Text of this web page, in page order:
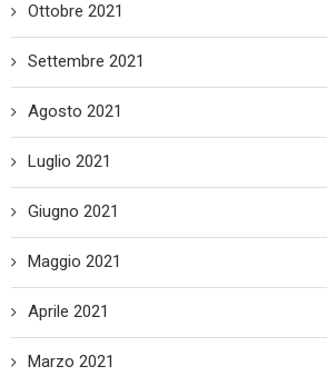
Ottobre 2021
Settembre 2021
Agosto 2021
Luglio 2021
Giugno 2021
Maggio 2021
Aprile 2021
Marzo 2021